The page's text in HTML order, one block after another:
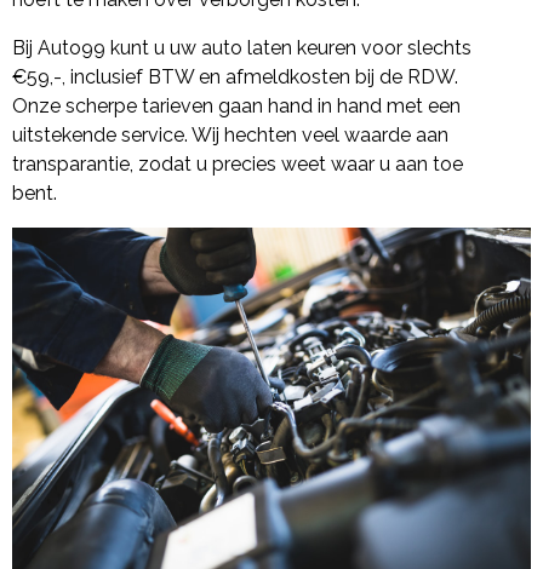
Bij Auto99 kunt u uw auto laten keuren voor slechts
€59,-, inclusief BTW en afmeldkosten bij de RDW.
Onze scherpe tarieven gaan hand in hand met een
uitstekende service. Wij hechten veel waarde aan
transparantie, zodat u precies weet waar u aan toe
bent.